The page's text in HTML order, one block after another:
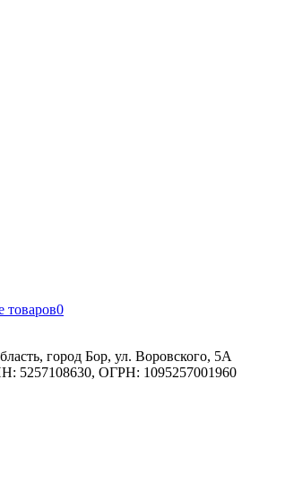
товаров0
город Бор, ул. Воровского, 5А
ОГРН: 1095257001960